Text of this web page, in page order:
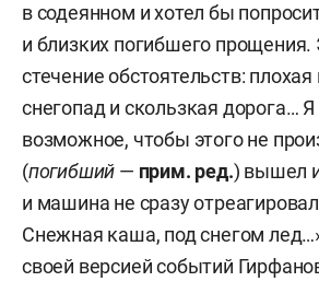
в содеянном и хотел бы
и близких погибшего прощения.
стечение обстоятельств:
снегопад и скользкая дорога…
возможное, чтобы этого не
(погибший — прим. ред.) вышел
и машина не сразу
Снежная каша, под снегом
своей версией событий